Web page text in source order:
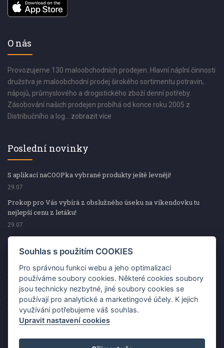
O nás
Provozujeme 130 maloobchodních prodejen. Hlavní náplní činnosti
družstva je maloobchodní prodej širokého sortimentu potravin,
nápojů, průmyslového a drogistického zboží denní potřeby.
Zásobování našich prodejen probíhá od konce roku 2005 z
Distribučního a log... zobrazit více
Poslední novinky
S aplikací naCOOPka vybrané produkty ještě levněji!
29.07
Prokop pro Vás vybírá z obslužného úseku na víkendovku tu
nejlepší cenu z letáku!
29.07
Prokop pro Vás vybírá z obslužného úseku na víkendovku tu
nejlepší cenu z letáku!
Kup špekáčky od Váhaly a vyhraj s naCOOPkou sekerku Fiskars
29.07
Prokop pro Vás vybírá na víkendovku ty nejlepší ceny z letáku!
29.07
Souhlas s použitím COOKIES
Pro správnou funkci webu a jeho optimalizaci
používáme soubory cookies. Některé cookies soubory
jsou technicky nezbytné, jiné soubory cookies se
používají pro analytické a marketingové účely. K jejich
využívání potřebujeme váš souhlas.
Upravit nastavení cookies